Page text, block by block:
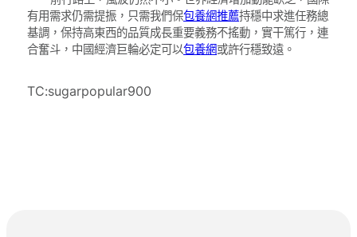
有用需求仍需提振，只需我們保包養網推薦持穩中求進任務總
基調，保持高東西的品質成長重要義務不搖動，實干篤行，連
合奮斗，中國經濟巨輪必定可以包養網或許行穩致遠。
TC:sugarpopular900